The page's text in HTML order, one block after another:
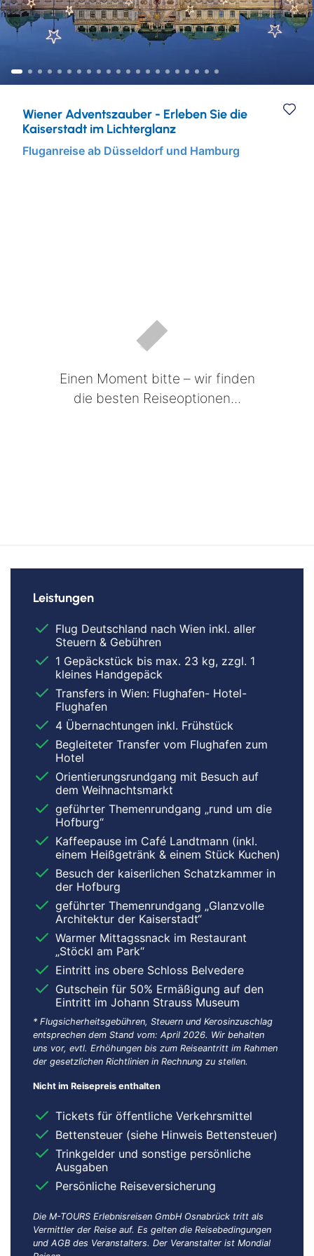
Städtereisen
Musicalreisen
Elbphilharmonie Hamburg
Ruhr & Rhein
Mein Schiff Kombireisen
Mosel Kreuzfahrten
Rhein Kreuzfahrten
Wiener Adventszauber - Erleben Sie die
Kaiserstadt im Lichterglanz
Fluganreise ab Düsseldorf und Hamburg
Einen Moment bitte – wir finden
die besten Reiseoptionen...
Leistungen
Flug Deutschland nach Wien inkl. aller
Steuern & Gebühren
1 Gepäckstück bis max. 23 kg, zzgl. 1
kleines Handgepäck
Transfers in Wien: Flughafen- Hotel-
Flughafen
4 Übernachtungen inkl. Frühstück
Begleiteter Transfer vom Flughafen zum
Hotel
Orientierungsrundgang mit Besuch auf
dem Weihnachtsmarkt
geführter Themenrundgang „rund um die
Hofburg“
Kaffeepause im Café Landtmann (inkl.
einem Heißgetränk & einem Stück Kuchen)
Besuch der kaiserlichen Schatzkammer in
der Hofburg
geführter Themenrundgang „Glanzvolle
Architektur der Kaiserstadt“
Warmer Mittagssnack im Restaurant
„Stöckl am Park“
Eintritt ins obere Schloss Belvedere
Gutschein für 50% Ermäßigung auf den
Eintritt im Johann Strauss Museum
* Flugsicherheitsgebühren, Steuern und Kerosinzuschlag
entsprechen dem Stand vom: April 2026. Wir behalten
uns vor, evtl. Erhöhungen bis zum Reiseantritt im Rahmen
der gesetzlichen Richtlinien in Rechnung zu stellen.
Nicht im Reisepreis enthalten
Tickets für öffentliche Verkehrsmittel
Bettensteuer (siehe Hinweis Bettensteuer)
Trinkgelder und sonstige persönliche
Ausgaben
Persönliche Reiseversicherung
Die M-TOURS Erlebnisreisen GmbH Osnabrück tritt als
Vermittler der Reise auf. Es gelten die Reisebedingungen
und AGB des Veranstalters. Der Veranstalter ist Mondial